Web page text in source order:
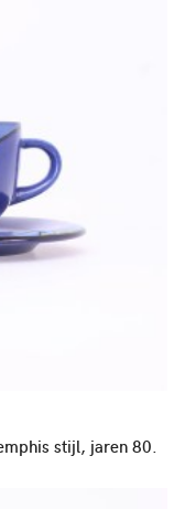
stijl, jaren 80.